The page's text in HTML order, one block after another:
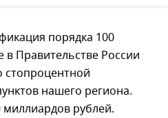
порядка 100
в Правительстве России
нашего региона.
рублей.